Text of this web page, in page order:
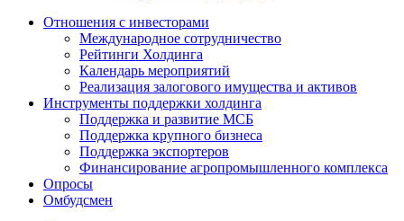
Отношения с инвесторами
Международное сотрудничество
Рейтинги Холдинга
Календарь мероприятий
Реализация залогового имущества и активов
Инструменты поддержки холдинга
Поддержка и развитие МСБ
Поддержка крупного бизнеса
Поддержка экспортеров
Финансирование агропромышленного комплекса
Опросы
Омбудсмен